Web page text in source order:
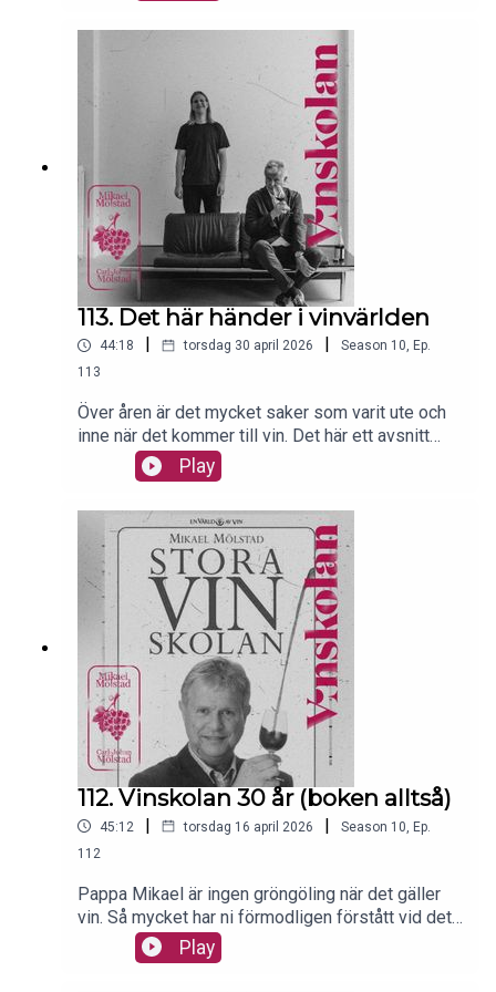
åren. Vi pratar såklart om Piemontes stolthet
Nebbiolo. Enligt ett citat från podden är den "an
iron fist in a velvet glove". Stämmer det får ni
avgöra själv. Tills dess kan ni lära er allt om
Nebbiolos ursprung, vilka som tillverkar det, hur
regionen är och hur det smakar här, rakt in i örat.
113. Det här händer i vinvärlden
44:18 torsdag 30 april 2026 Season 10, Ep.
113
Över åren är det mycket saker som varit ute och
inne när det kommer till vin. Det här ett avsnitt
som handlar om det senare. Inte krångligare än
Play
112. Vinskolan 30 år (boken alltså)
45:12 | torsdag 16 april 2026 | Season 10 Ep.
112
Pappa Mikael är ingen gröngöling när det gäller
vin. Så mycket har ni förmodligen förstått vid det
här laget, hoppas vi. Men hur många olika böcker
han skrivit om vin kanske ni inte har koll på. En av
Play